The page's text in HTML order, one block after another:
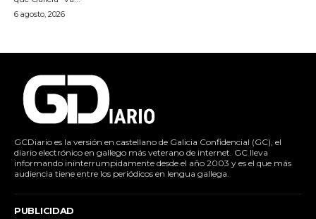
6 agosto, 2026
GCDiario es la versión en castellano de Galicia Confidencial (GC), el
diario electrónico en gallego más veterano de internet. GC lleva
informando ininterrumpidamente desde el año 2003 y es el que más
audiencia tiene entre los periódicos en lengua gallega.
PUBLICIDAD